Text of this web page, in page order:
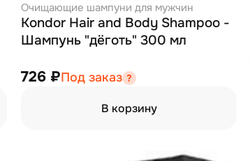
Очищающие шампуни для мужчин
Kondor Hair and Body Shampoo -
Шампунь "дёготь" 300 мл
726 ₽Под заказ
В корзину